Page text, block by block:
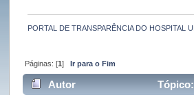
PORTAL DE TRANSPARÊNCIA DO HOSPITAL
Páginas: [1] Ir para o Fim
Autor